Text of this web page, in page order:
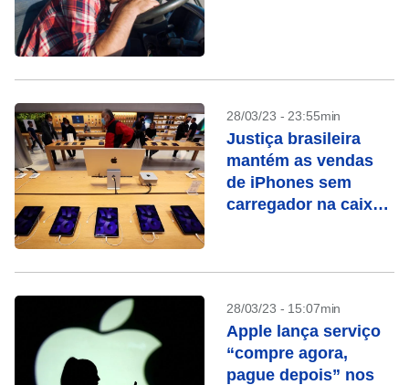
28/03/23 - 23:55min
Justiça brasileira
mantém as vendas
de iPhones sem
carregador na caixa
28/03/23 - 15:07min
Apple lança serviço
“compre agora,
pague depois” nos